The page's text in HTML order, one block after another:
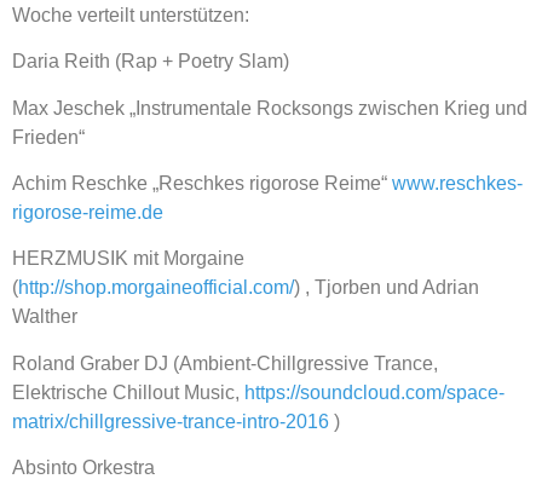
Woche verteilt unterstützen:
Daria Reith (Rap + Poetry Slam)
Max Jeschek „Instrumentale Rocksongs zwischen Krieg und
Frieden“
Achim Reschke „Reschkes rigorose Reime“ www.reschkes-
rigorose-reime.de
HERZMUSIK mit Morgaine
(http://shop.morgaineofficial.com/) , Tjorben und Adrian
Walther
Roland Graber DJ (Ambient-Chillgressive Trance,
Elektrische Chillout Music, https://soundcloud.com/space-
matrix/chillgressive-trance-intro-2016 )
Absinto Orkestra